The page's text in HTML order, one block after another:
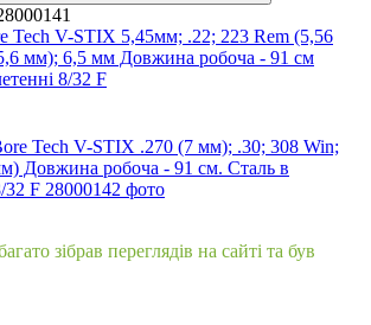
V-STIX 5,45мм; .22; 223 Rem (5,56
мм); 6,5 мм Довжина робоча - 91 см
8/32 F
зібрав переглядів на сайті та був